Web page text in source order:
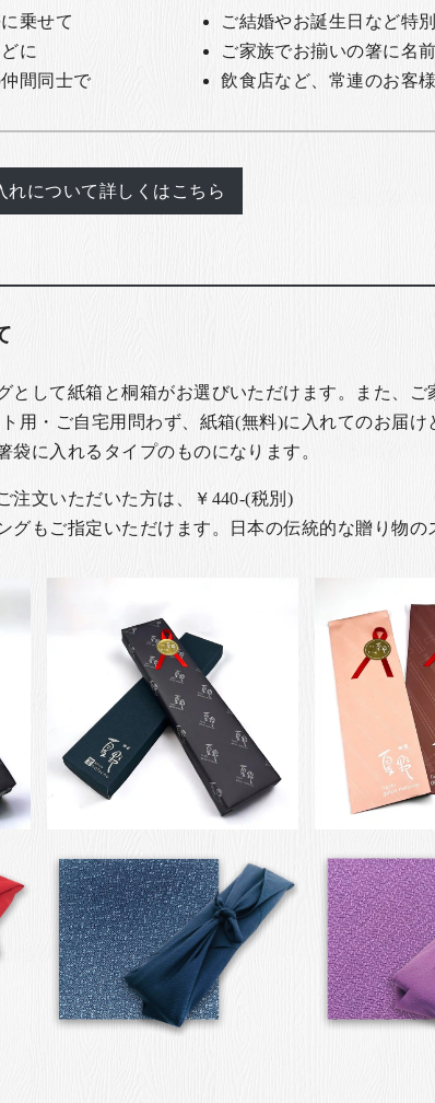
乗せて
ご結婚やお誕生日など特
に
ご家族でお揃いの箸に名
間同士で
飲食店など、常連のお客
れについて詳しくはこちら
として紙箱と桐箱がお選びいただけます。また、
用・ご自宅用問わず、紙箱(無料)に入れてのお届
袋に入れるタイプのものになります。
注文いただいた方は、￥440-(税別)
グもご指定いただけます。日本の伝統的な贈り物